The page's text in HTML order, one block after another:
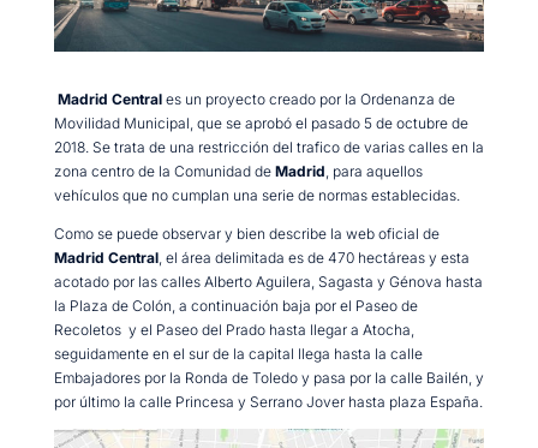
Madrid Centrales un proyecto creado por la Ordenanza de
Movilidad Municipal, que se aprobó el pasado 5 de octubre de
2018. Se trata de una restricción del trafico de varias calles en la
zona centro de la Comunidad de Madrid , para aquellos
vehículos que no cumplan una serie de normas establecidas.
Como se puede observar y bien describe la web oficial de
Madrid Central, el área delimitada es de 470 hectáreas y esta
acotado por las calles Alberto Aguilera, Sagasta y Génova hasta
la Plaza de Colón, a continuación baja por el Paseo de
Recoletos y el Paseo del Prado hasta llegar a Atocha,
seguidamente en el sur de la capital llega hasta la calle
Embajadores por la Ronda de Toledo y pasa por la calle Bailén, y
por último la calle Princesa y Serrano Jover hasta plaza España.